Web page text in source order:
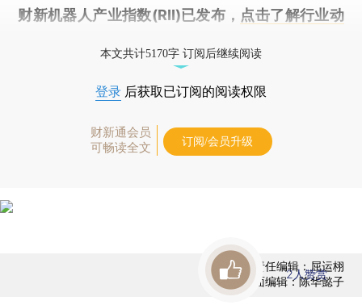
财新机器人产业指数(RII)已发布， 点击了解行业动
本文共计5170字 订阅后继续阅读
登录 后获取已订阅的阅读权限
财新通会员
可畅读全文
订阅/会员升级
责任编辑：屈运栩
版面编辑：陈华懿子
2人赞赏